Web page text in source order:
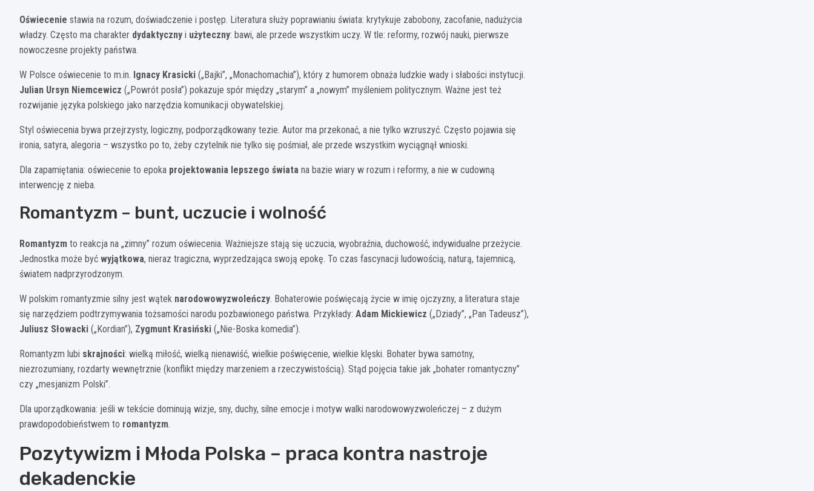
Oświecenie stawia na rozum, doświadczenie i postęp. Literatura służy poprawianiu świata: krytykuje zabobony, zacofanie, nadużycia
władzy. Często ma charakter dydaktyczny i użyteczny: bawi, ale przede wszystkim uczy. W tle: reformy, rozwój nauki, pierwsze
nowoczesne projekty państwa.
W Polsce oświecenie to m.in. Ignacy Krasicki („Bajki”, „Monachomachia”), który z humorem obnaża ludzkie wady i słabości instytucji.
Julian Ursyn Niemcewicz („Powrót posła”) pokazuje spór między „starym” a „nowym” myśleniem politycznym. Ważne jest też
rozwijanie języka polskiego jako narzędzia komunikacji obywatelskiej.
Styl oświecenia bywa przejrzysty, logiczny, podporządkowany tezie. Autor ma przekonać, a nie tylko wzruszyć. Często pojawia się
ironia, satyra, alegoria – wszystko po to, żeby czytelnik nie tylko się pośmiał, ale przede wszystkim wyciągnął wnioski.
Dla zapamiętania: oświecenie to epoka projektowania lepszego świata na bazie wiary w rozum i reformy, a nie w cudowną
interwencję z nieba.
Romantyzm – bunt, uczucie i wolność
Romantyzm to reakcja na „zimny” rozum oświecenia. Ważniejsze stają się uczucia, wyobraźnia, duchowość, indywidualne przeżycie.
Jednostka może być wyjątkowa, nieraz tragiczna, wyprzedzająca swoją epokę. To czas fascynacji ludowością, naturą, tajemnicą,
światem nadprzyrodzonym.
W polskim romantyzmie silny jest wątek narodowowyzwoleńczy. Bohaterowie poświęcają życie w imię ojczyzny, a literatura staje
się narzędziem podtrzymywania tożsamości narodu pozbawionego państwa. Przykłady: Adam Mickiewicz („Dziady”, „Pan Tadeusz”),
Juliusz Słowacki („Kordian”), Zygmunt Krasiński („Nie-Boska komedia”).
Romantyzm lubi skrajności: wielką miłość, wielką nienawiść, wielkie poświęcenie, wielkie klęski. Bohater bywa samotny,
niezrozumiany, rozdarty wewnętrznie (konflikt między marzeniem a rzeczywistością). Stąd pojęcia takie jak „bohater romantyczny”
czy „mesjanizm Polski”.
Dla uporządkowania: jeśli w tekście dominują wizje, sny, duchy, silne emocje i motyw walki narodowowyzwoleńczej – z dużym
prawdopodobieństwem to romantyzm.
Pozytywizm i Młoda Polska – praca kontra nastroje
dekadenckie